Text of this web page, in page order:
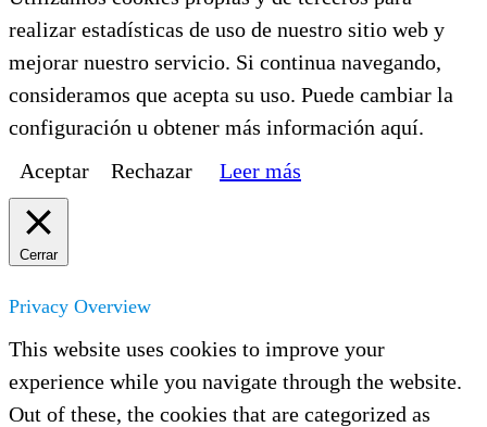
realizar estadísticas de uso de nuestro sitio web y
mejorar nuestro servicio. Si continua navegando,
consideramos que acepta su uso. Puede cambiar la
configuración u obtener más información aquí.
Aceptar
Rechazar Leer más
Cerrar
Privacy Overview
This website uses cookies to improve your
experience while you navigate through the website.
Out of these, the cookies that are categorized as